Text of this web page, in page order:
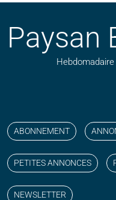
Paysan
ABONNEMENT
PETITES ANNONCES
NEWSLETTER